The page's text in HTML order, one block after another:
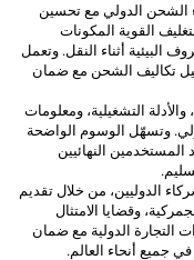
الشحن الدولي مع تحسين
القوية المكونات
البيئية أثناء النقل. وتعمل
تكاليف الشحن مع ضمان
التشغيلية، ومعلومات
وتسهّل الوسوم الواضحة
النهائيين
الدوليين، من خلال تقديم
وقضايا الامتثال
التجارة الدولية مع ضمان
جميع أنحاء العالم.